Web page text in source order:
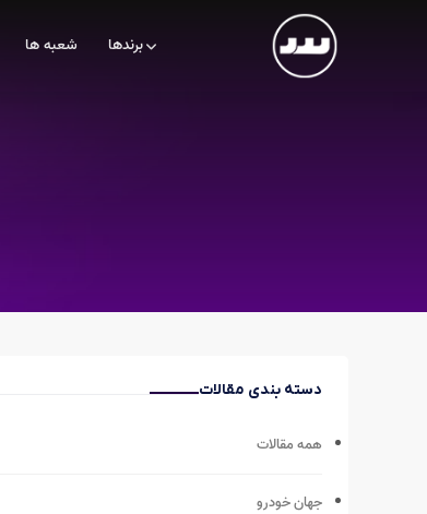
برندها شعبه ها
دسته بندی مقالات
همه مقالات
جهان خودرو